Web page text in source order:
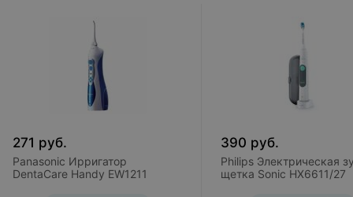
271 руб.
Panasonic Ирригатор
DentaCare Handy EW1211
390 руб.
Philips Электрическая
щетка Sonic HX6611/27